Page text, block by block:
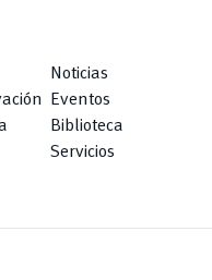
Noticias
Eventos
Biblioteca
Servicios